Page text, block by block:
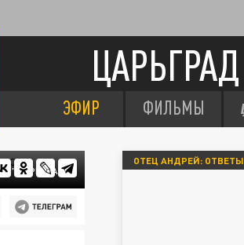
ЦАРЬГРАД
ЭФИР ФИЛЬМЫ
"ЦАРЬГРАД"
ОТЕЦ АНДРЕЙ: ОТВЕТЫ